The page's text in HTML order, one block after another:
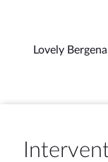
Lovely Bergena